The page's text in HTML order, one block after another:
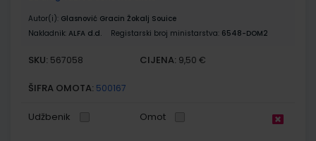
Autor(i): Glasnović Gracin Žokalj Souice
Nakladnik: ALFA d.d. Registarski broj ministarstva: 6548-DOM2
SKU: 567058 CIJENA: 9,50 €
ŠIFRA OMOTA: 500167
Udžbenik Omot